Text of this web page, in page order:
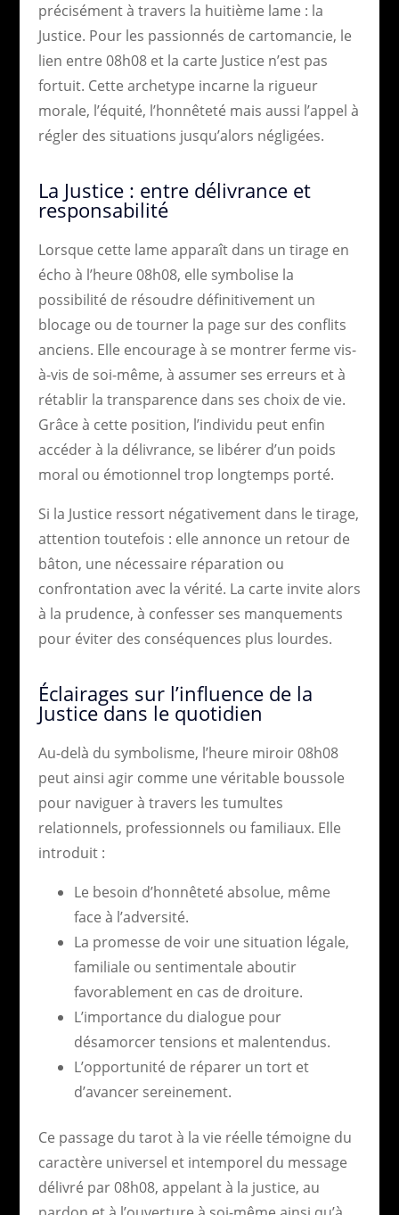
précisément à travers la huitième lame : la
Justice. Pour les passionnés de cartomancie, le
lien entre 08h08 et la carte Justice n’est pas
fortuit. Cette archetype incarne la rigueur
morale, l’équité, l’honnêteté mais aussi l’appel à
régler des situations jusqu’alors négligées.
La Justice : entre délivrance et
responsabilité
Lorsque cette lame apparaît dans un tirage en
écho à l’heure 08h08, elle symbolise la
possibilité de résoudre définitivement un
blocage ou de tourner la page sur des conflits
anciens. Elle encourage à se montrer ferme vis-
à-vis de soi-même, à assumer ses erreurs et à
rétablir la transparence dans ses choix de vie.
Grâce à cette position, l’individu peut enfin
accéder à la délivrance, se libérer d’un poids
moral ou émotionnel trop longtemps porté.
Si la Justice ressort négativement dans le tirage,
attention toutefois : elle annonce un retour de
bâton, une nécessaire réparation ou
confrontation avec la vérité. La carte invite alors
à la prudence, à confesser ses manquements
pour éviter des conséquences plus lourdes.
Éclairages sur l’influence de la
Justice dans le quotidien
Au-delà du symbolisme, l’heure miroir 08h08
peut ainsi agir comme une véritable boussole
pour naviguer à travers les tumultes
relationnels, professionnels ou familiaux. Elle
introduit :
Le besoin d’honnêteté absolue, même
face à l’adversité.
La promesse de voir une situation légale,
familiale ou sentimentale aboutir
favorablement en cas de droiture.
L’importance du dialogue pour
désamorcer tensions et malentendus.
L’opportunité de réparer un tort et
d’avancer sereinement.
Ce passage du tarot à la vie réelle témoigne du
caractère universel et intemporel du message
délivré par 08h08, appelant à la justice, au